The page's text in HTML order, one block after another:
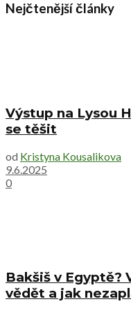
Nejčtenější články
Výstup na Lysou
se těšit
od Kristyna Kousalikova
9.6.2025
0
Bakšiš v Egyptě?
vědět a jak